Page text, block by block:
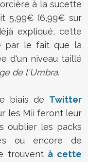
à la sucette
5,99€ (6,99€ sur
expliqué, cette
par le fait que la
d'un niveau taillé
de l'Umbra.
biais de Twitter
les Mii feront leur
oublier les packs
ou encore de
trouvent à cette